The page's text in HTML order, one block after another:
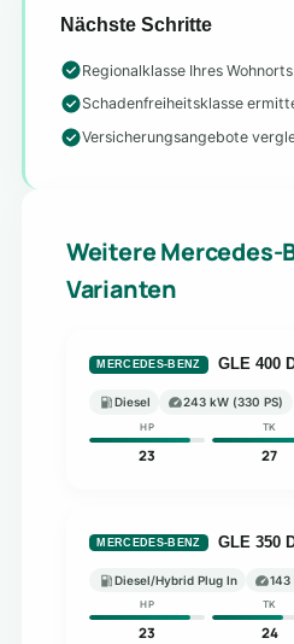
Nächste Schritte
Regionalklasse Ihres
Schadenfreiheitsklasse
Versicherungsangebote
Weitere Mercedes-
Varianten
MERCEDES-BENZ GLE 400
Diesel 243 kW (330 PS)
HP
23
TK
27
MERCEDES-BENZ GLE 350
Diesel/Hybrid Plug In 143
HP
23
TK
24